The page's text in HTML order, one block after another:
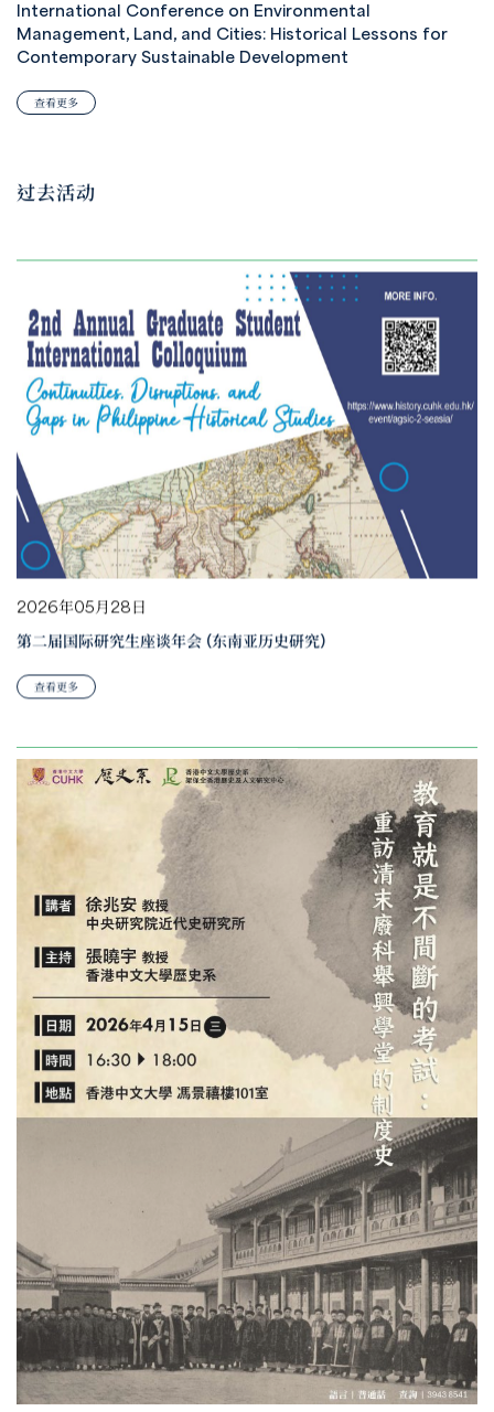
International Conference on Environmental
Management, Land, and Cities: Historical Lessons for
Contemporary Sustainable Development
查看更多
过去活动
2026年05月28日
第二届国际研究生座谈年会 (东南亚历史研究)
查看更多